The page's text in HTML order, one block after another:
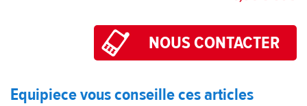
Equipiece vous conseille ces articles